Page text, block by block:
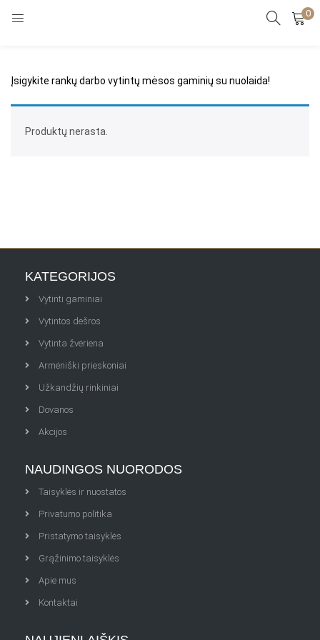
0
REGISTRUOTIS
Įsigykite rankų darbo vytintų mėsos gaminių su nuolaida!
Produktų nerasta.
KATEGORIJOS
Vytinti gaminiai
Vytintos dešros
Vytinta žvėriena
Armėniški prieskoniai
Užkandžių rinkiniai
Dovanos
Akcijos
NAUDINGOS NUORODOS
Taisyklės ir nuostatos
Privatumo politika
Pristatymo taisyklės
Grąžinimo taisyklės
Apie mus
Kontaktai